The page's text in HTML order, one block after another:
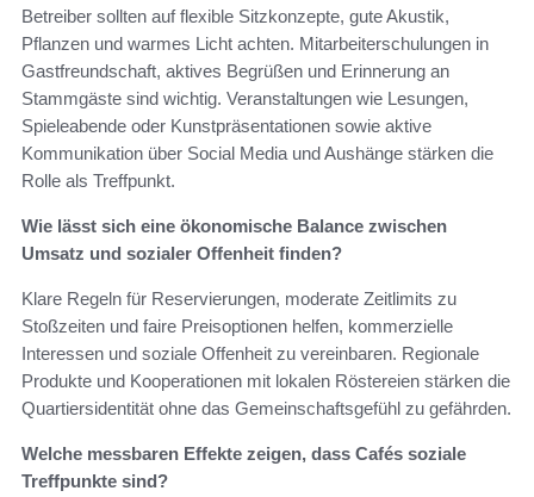
Betreiber sollten auf flexible Sitzkonzepte, gute Akustik,
Pflanzen und warmes Licht achten. Mitarbeiterschulungen in
Gastfreundschaft, aktives Begrüßen und Erinnerung an
Stammgäste sind wichtig. Veranstaltungen wie Lesungen,
Spieleabende oder Kunstpräsentationen sowie aktive
Kommunikation über Social Media und Aushänge stärken die
Rolle als Treffpunkt.
Wie lässt sich eine ökonomische Balance zwischen
Umsatz und sozialer Offenheit finden?
Klare Regeln für Reservierungen, moderate Zeitlimits zu
Stoßzeiten und faire Preisoptionen helfen, kommerzielle
Interessen und soziale Offenheit zu vereinbaren. Regionale
Produkte und Kooperationen mit lokalen Röstereien stärken die
Quartiersidentität ohne das Gemeinschaftsgefühl zu gefährden.
Welche messbaren Effekte zeigen, dass Cafés soziale
Treffpunkte sind?